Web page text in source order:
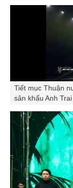
Tiết mục Thuận
sân khấu Anh